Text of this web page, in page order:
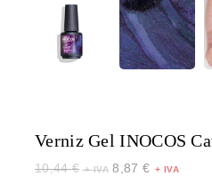
Verniz Gel INOCOS
10,44€ 8,87 €